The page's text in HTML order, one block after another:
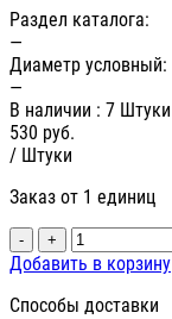
Раздел каталога:
—
Диаметр условный:
—
В наличии : 7 Штуки
530 руб.
/ Штуки
Заказ от 1 единиц
- +
Добавить в корзину
Способы доставки